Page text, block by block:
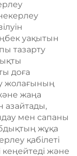
уақытын
тазарту
доға
жолағының
жаңа
азайтады,
мен сапаны
жұқа
қабілеті
кеңейтеді және